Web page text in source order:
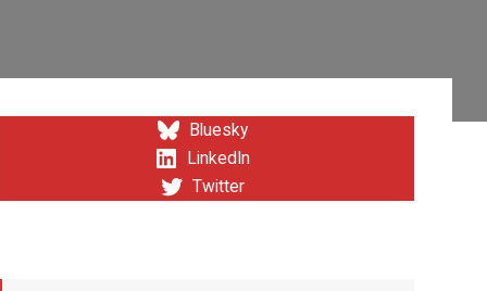
Bluesky
LinkedIn
Twitter